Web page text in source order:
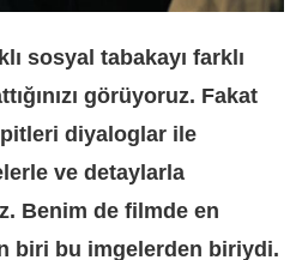
sosyal tabakayı farklı
görüyoruz. Fakat
diyaloglar ile
ve detaylarla
Benim de filmde en
biri bu imgelerden biriydi.